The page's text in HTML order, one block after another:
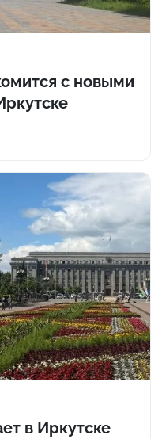
с новыми
в Иркутске